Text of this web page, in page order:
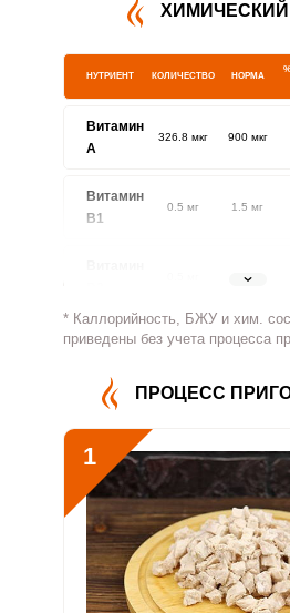
НУТРИЕНТ КОЛИЧЕСТВО НОРМА
Витамин
A
326.8 мкг 900 мкг
Витамин
В1
0.5 мг 1.5 мг
1.8 мг
Витамин
402 мг 500 мг
Витамин
В5
Витамин
В6
2 мг
Витамин
В9
66.9 мкг 400 мкг
* Каллорийность, БЖУ и хим.
приведены без учета процесса
ПРОЦЕСС
1
Сообщить об ошибке